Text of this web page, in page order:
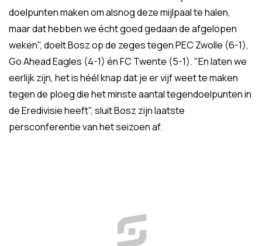
doelpunten maken om alsnog deze mijlpaal te halen,
maar dat hebben we écht goed gedaan de afgelopen
weken", doelt Bosz op de zeges tegen PEC Zwolle (6-1),
Go Ahead Eagles (4-1) én FC Twente (5-1). "En laten we
eerlijk zijn, het is héél knap dat je er vijf weet te maken
tegen de ploeg die het minste aantal tegendoelpunten in
de Eredivisie heeft", sluit Bosz zijn laatste
persconferentie van het seizoen af.